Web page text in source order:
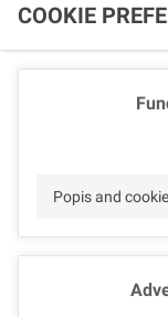
COOKIE
Popis and